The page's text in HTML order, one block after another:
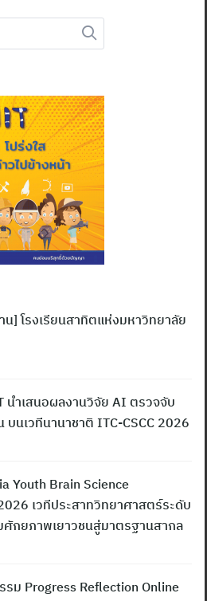
] โรงเรียนสาทิตแห่งมหาวิทยาลัย
นำเสนอผลงานวิจัย AI ตรวจจับ
บนเวทีนานาชาติ ITC-CSCC 2026
Youth Brain Science
เวทีประสาทวิทยาศาสตร์ระดับ
ศักยภาพเยาวชนสู่มาตรฐานสากล
รม Progress Reflection Online